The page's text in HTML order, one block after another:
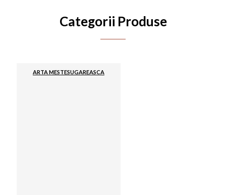
Categorii Produse
ARTA MESTESUGAREASCA